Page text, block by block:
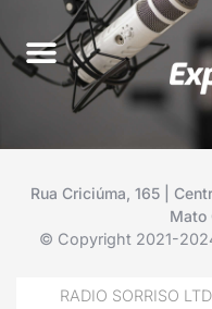
Rua Criciúma, 165 |
Mato
© Copyright 2021-
RADIO SORRISO